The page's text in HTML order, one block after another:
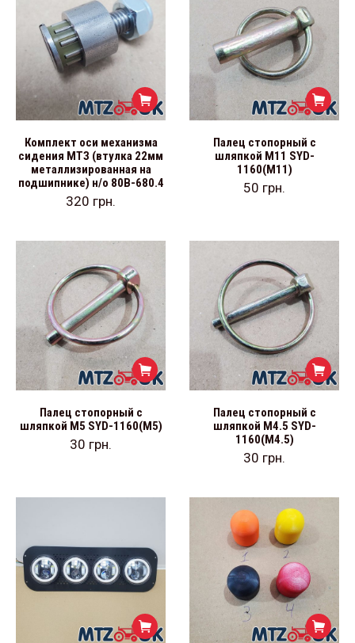
Комплект оси механизма
сидения МТЗ (втулка 22мм
металлизированная на
подшипнике) н/о 80В-680.4
320 грн.
Палец стопорный с
шляпкой М11 SYD-
1160(M11)
50 грн.
Палец стопорный с
шляпкой М5 SYD-1160(M5)
30 грн.
Палец стопорный с
шляпкой М4.5 SYD-
1160(M4.5)
30 грн.